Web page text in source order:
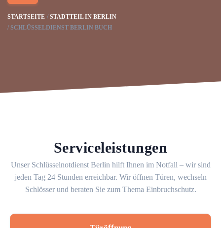
STARTSEITE
STADTTEIL IN BERLIN
SCHLÜSSELDIENST BERLIN BUCH
Serviceleistungen
Unser Schlüsselnotdienst Berlin hilft Ihnen im Notfall – wir sind
jeden Tag 24 Stunden erreichbar. Wir öffnen Türen, wechseln
Schlösser und beraten Sie zum Thema Einbruchschutz.